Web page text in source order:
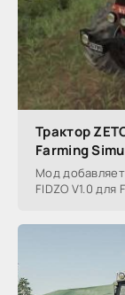
Трактор
Farming
Мод добавляет
FIDZO V1.0